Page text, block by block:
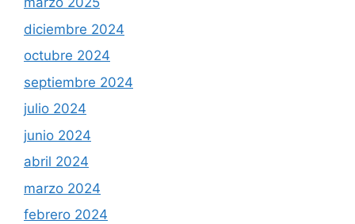
diciembre 2024
octubre 2024
septiembre 2024
julio 2024
junio 2024
abril 2024
marzo 2024
febrero 2024